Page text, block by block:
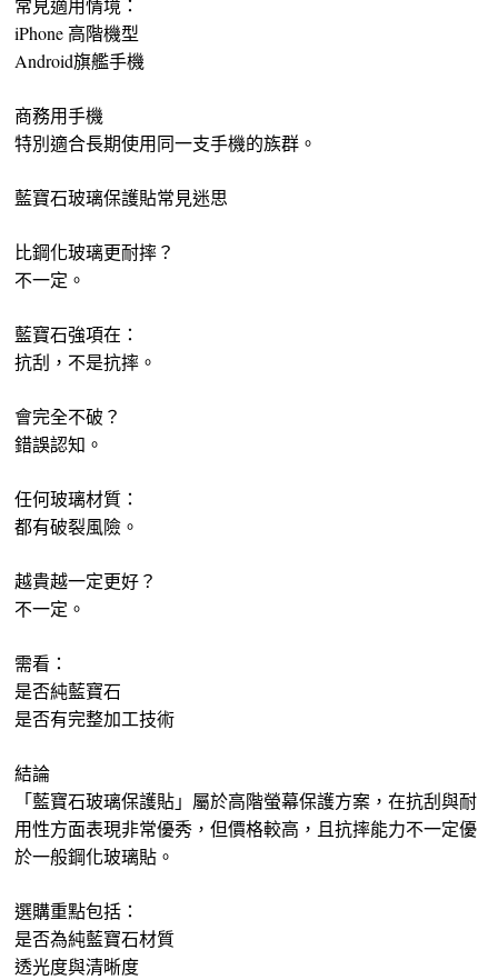
常見適用情境：
iPhone 高階機型
Android旗艦手機
商務用手機
特別適合長期使用同一支手機的族群。
藍寶石玻璃保護貼常見迷思
比鋼化玻璃更耐摔？
不一定。
藍寶石強項在：
抗刮，不是抗摔。
會完全不破？
錯誤認知。
任何玻璃材質：
都有破裂風險。
越貴越一定更好？
不一定。
需看：
是否純藍寶石
是否有完整加工技術
結論
「藍寶石玻璃保護貼」屬於高階螢幕保護方案，在抗刮與耐
用性方面表現非常優秀，但價格較高，且抗摔能力不一定優
於一般鋼化玻璃貼。
選購重點包括：
是否為純藍寶石材質
透光度與清晰度